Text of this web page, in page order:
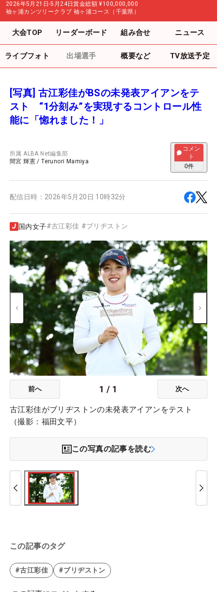
2026年5月21日-5月24日賞金総額 ¥100,000,000
袖ヶ浦カンツリークラブ 袖ヶ浦コース（千葉県）
大会TOP リーダーボード 組み合せ ニュース
ライブフォト 出場選手 概要など TV放送予定
[写真] 古江彩佳がBSの未発表アイアンをテ
スト “1分刻み”を実現するコントロール性
能に「惚れました！」
所属ALBA Net編集部
間宮 輝憲 /Terunori Mamiya
コメン
ト
0件
配信日時： 2026年5月20日 10時32分
国内女子#古江彩佳 #ブリヂストン
前へ 1 / 1 次へ
古江彩佳がブリヂストンの未発表アイアンをテスト
（撮影：福田文平）
この写真の記事を読む
この記事のタグ
#古江彩佳 #ブリヂストン